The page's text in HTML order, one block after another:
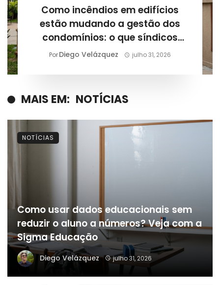
Como incêndios em edifícios
estão mudando a gestão dos
condomínios: o que síndicos
precisam revisar após novos
PorDiego Velázquez julho 31, 2026
MAIS EM: NOTÍCIAS
Como usar dados educacionais sem
reduzir o aluno a números? Veja com a
Sigma Educação
Diego Velázquez julho 31, 2026
NOTÍCIAS